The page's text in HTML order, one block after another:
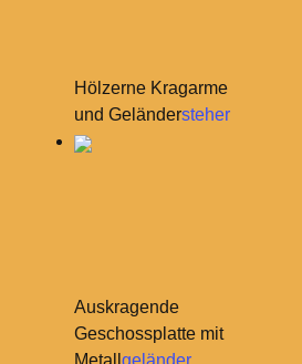
Hölzerne Kragarme
und Geländersteher
Auskragende
Geschossplatte mit